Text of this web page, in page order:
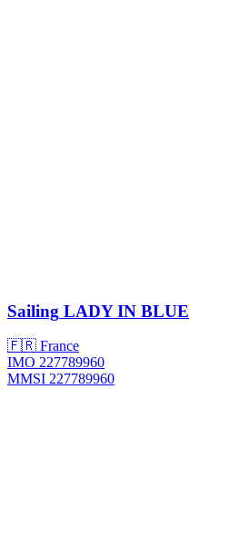
Sailing LADY IN BLUE
🇫🇷 France
IMO 227789960
MMSI 227789960